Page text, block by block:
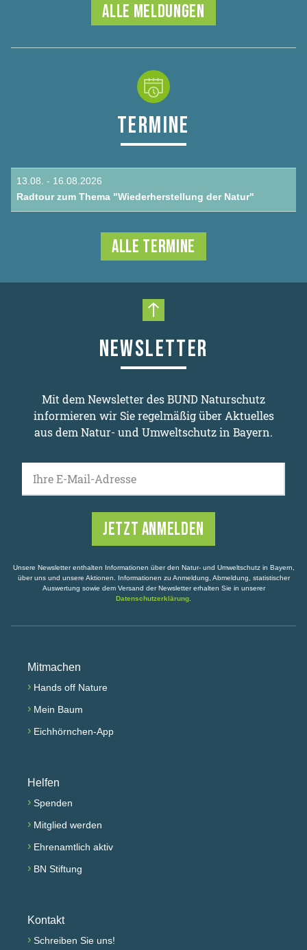
ALLE MELDUNGEN
TERMINE
13.08. - 16.08.2026
Radtour zum Thema "Wiederherstellung der Natur"
ALLE TERMINE
Nach oben scrollen
NEWSLETTER
Mit dem Newsletter des BUND Naturschutz
informieren wir Sie regelmäßig über Aktuelles
aus dem Natur- und Umweltschutz in Bayern.
Ihre E-Mail-Adresse
Unsere Newsletter enthalten Informationen über den Natur- und Umweltschutz in Bayern,
über uns und unsere Aktionen. Informationen zu Anmeldung, Abmeldung, statistischer
Auswertung sowie dem Versand der Newsletter erhalten Sie in unserer
Datenschutzerklärung
Mitmachen
› Hands off Nature
› Mein Baum
› Eichhörnchen-App
Helfen
› Spenden
› Mitglied werden
› Ehrenamtlich aktiv
› BN Stiftung
Kontakt
› Schreiben Sie uns!